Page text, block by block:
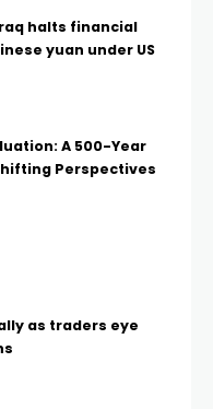
halts financial
yuan under US
A 500-Year
Perspectives
as traders eye